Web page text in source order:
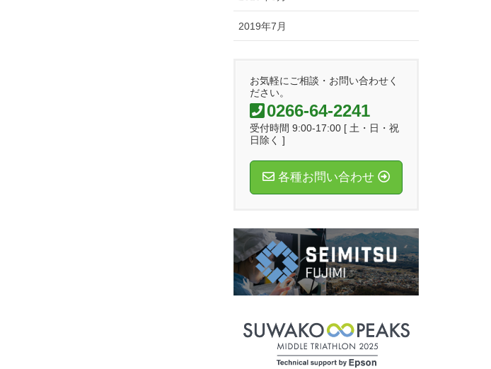
2019年7月
お気軽にご相談・お問い合わせく
ださい。
0266-64-2241
受付時間 9:00-17:00 [ 土・日・祝
日除く ]
各種お問い合わせ